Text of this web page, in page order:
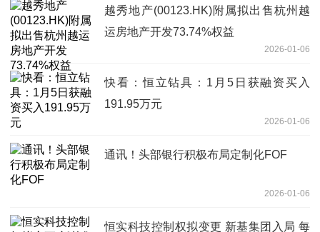
越秀地产(00123.HK)附属拟出售杭州越
运房地产开发73.74%权益
2026-01-06
快看：恒立钻具：1月5日获融资买入
191.95万元
2026-01-06
通讯！头部银行积极布局定制化FOF
2026-01-06
恒实科技控制权拟变更 新基集团入局 每